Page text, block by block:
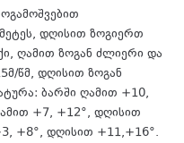
დღისით ზოგიერთ
ღამით ზოგან ძლიერი და
წმ, დღისით ზოგან
ბარში ღამით +10,
+7, +12°, დღისით
+8°, დღისით +11,+16°.